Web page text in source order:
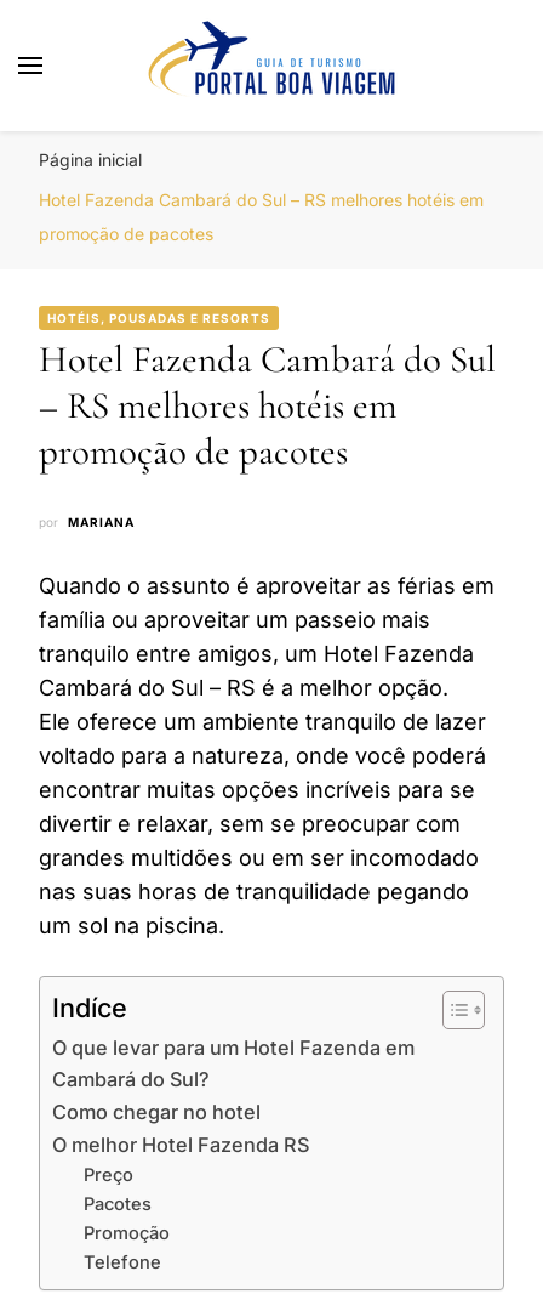
Página inicial
Hotel Fazenda Cambará do Sul – RS melhores hotéis em
promoção de pacotes
HOTÉIS, POUSADAS E RESORTS
Hotel Fazenda Cambará do Sul
– RS melhores hotéis em
promoção de pacotes
por MARIANA
Quando o assunto é aproveitar as férias em
família ou aproveitar um passeio mais
tranquilo entre amigos, um Hotel Fazenda
Cambará do Sul – RS é a melhor opção.
Ele oferece um ambiente tranquilo de lazer
voltado para a natureza, onde você poderá
encontrar muitas opções incríveis para se
divertir e relaxar, sem se preocupar com
grandes multidões ou em ser incomodado
nas suas horas de tranquilidade pegando
um sol na piscina.
Indíce
O que levar para um Hotel Fazenda em
Cambará do Sul?
Como chegar no hotel
O melhor Hotel Fazenda RS
Preço
Pacotes
Promoção
Telefone